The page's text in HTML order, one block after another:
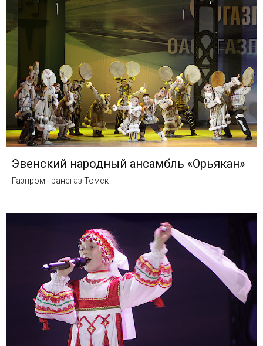
Эвенский народный ансамбль «Орьякан»
Газпром трансгаз Томск